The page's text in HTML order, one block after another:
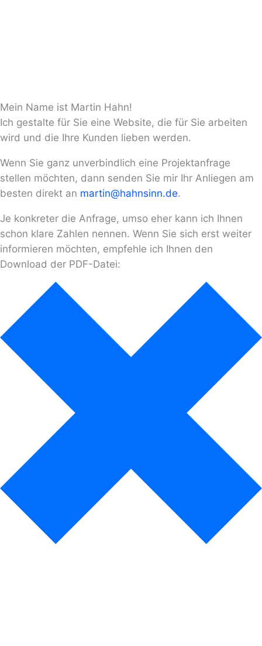
Mein Name ist Martin Hahn!
Ich gestalte für Sie eine Website, die für Sie arbeiten
wird und die Ihre Kunden lieben werden.
Wenn Sie ganz unverbindlich eine Projektanfrage
stellen möchten, dann senden Sie mir Ihr Anliegen am
besten direkt an martin@hahnsinn.de.
Je konkreter die Anfrage, umso eher kann ich Ihnen
schon klare Zahlen nennen. Wenn Sie sich erst weiter
informieren möchten, empfehle ich Ihnen den
Download der PDF-Datei: